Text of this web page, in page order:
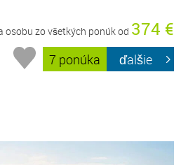
osobu zo všetkých ponúk od 374 €
7 ponúka ďalšie